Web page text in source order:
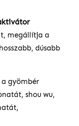
megállítja a
dúsabb
gyömbér
shou wu,